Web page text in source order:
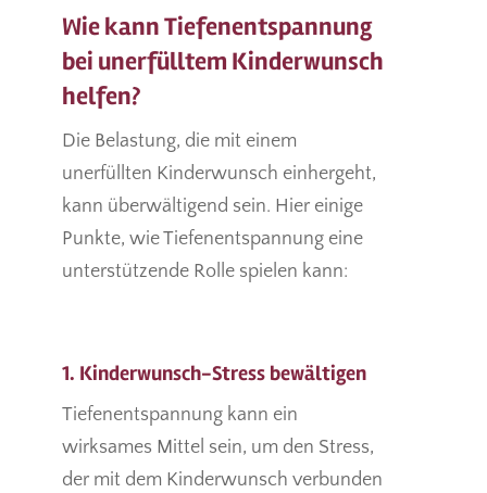
Wie kann Tiefenentspannung
bei unerfülltem Kinderwunsch
helfen?
Die Belastung, die mit einem
unerfüllten Kinderwunsch einhergeht,
kann überwältigend sein. Hier einige
Punkte, wie Tiefenentspannung eine
unterstützende Rolle spielen kann:
1. Kinderwunsch-Stress bewältigen
Tiefenentspannung kann ein
wirksames Mittel sein, um den Stress,
der mit dem Kinderwunsch verbunden